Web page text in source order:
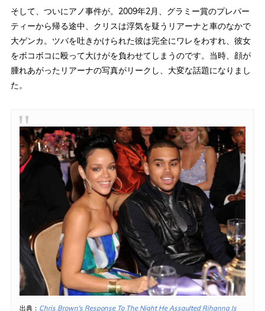
そして、ついにアノ事件が。2009年2月、グラミー賞のプレパー
ティーから帰る途中、クリスは浮気を疑うリアーナと車のなかで
大ゲンカ。ツバを吐きかけられた彼は完全にワレをわすれ、彼女
をボコボコに殴って大けがを負わせてしまうのです。当時、顔が
腫れあがったリアーナの写真がリークし、大変な話題になりまし
た。
出典： Chris Brown's Response To The Night He Assaulted Rihanna Is